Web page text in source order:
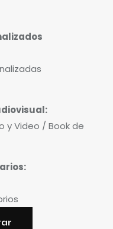
y Video / Book de